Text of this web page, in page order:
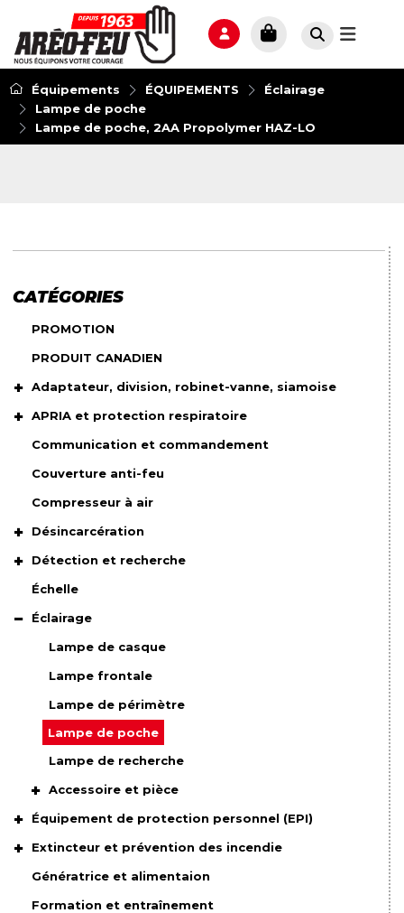
Équipements ÉQUIPEMENTS
Éclairage
Lampe de poche
Lampe de poche, 2AA Propolymer HAZ-LO
CATÉGORIES
PROMOTION
PRODUIT CANADIEN
Adaptateur, division, robinet-vanne, siamoise
APRIA et protection respiratoire
Communication et commandement
Couverture anti-feu
Compresseur à air
Désincarcération
Détection et recherche
Échelle
Éclairage
Lampe de casque
Lampe frontale
Lampe de périmètre
Lampe de poche
Lampe de recherche
Accessoire et pièce
Équipement de protection personnel (EPI)
Extincteur et prévention des incendie
Génératrice et alimentaion
Formation et entraînement